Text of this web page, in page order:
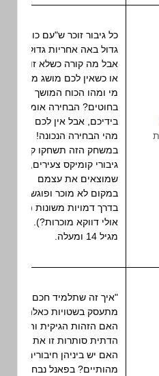
כל גיבור זוכר ש"עם כוח
גדול באה אחריות גדולה".
אבל מה קורה כשלא זוכרים,
או כשאין לכם מושג מי נגד
מי ומהו הכוח המושך
בחוטים? הבחירה אומנם
בידיכם, אבל אין לכם מושג
מהי הבחירה הנכונה!
במשחק הזה תשחקו קבוצת
גיבורי קומיקס צעירים,
שמוצאים את עצמם
במקום לא מוכר ופוגשים
בדרך דמויות משונות (או
אולי דווקא מוכרות?).
"איך זה שתלמיד חכם כמוך
מתעסק בשטויות כאלה?"
האם הזהות הגיקית והזהות
הדתית סותרות זו את זו?
האם יש ביניהן חיבורים
מהותיים? בפאנל נבחן את